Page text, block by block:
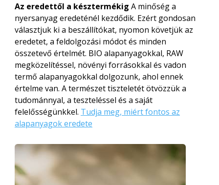
Az eredettől a késztermékig A minőség a
nyersanyag eredeténél kezdődik. Ezért gondosan
választjuk ki a beszállítókat, nyomon követjük az
eredetet, a feldolgozási módot és minden
összetevő értelmét. BIO alapanyagokkal, RAW
megközelítéssel, növényi forrásokkal és vadon
termő alapanyagokkal dolgozunk, ahol ennek
értelme van. A természet tiszteletét ötvözzük a
tudománnyal, a teszteléssel és a saját
felelősségünkkel. Tudja meg, miért fontos az
alapanyagok eredete